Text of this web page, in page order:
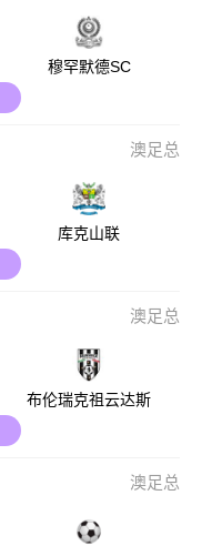
穆罕默德SC
澳足总
库克山联
澳足总
布伦瑞克祖云达斯
澳足总